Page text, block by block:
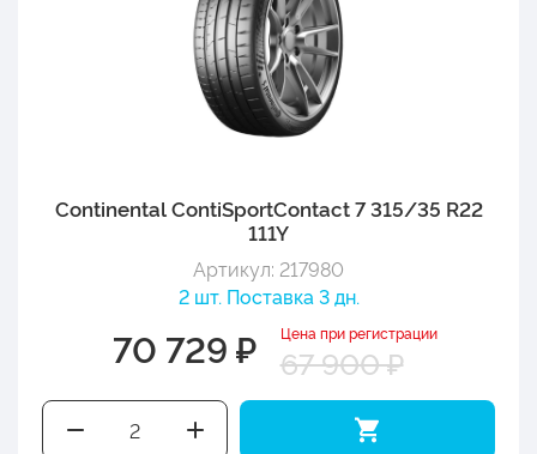
Continental ContiSportContact 7 315/35 R22
111Y
Артикул: 217980
2 шт. Поставка 3 дн.
70 729 ₽ Цена при регистрации
67 900 ₽